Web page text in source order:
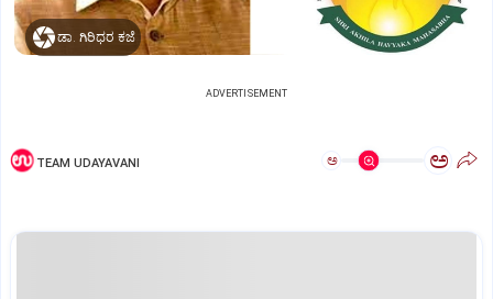
ಡಾ. ಗಿರಿಧರ ಕಜೆ
ADVERTISEMENT
TEAM UDAYAVANI ಅ ಅ